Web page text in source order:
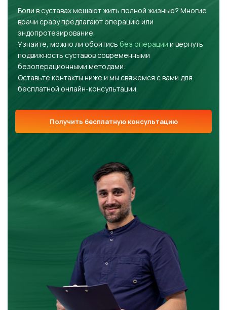
Боли в суставах мешают жить полной жизнью? Многие
врачи сразу предлагают операцию или
эндопротезирование.
Узнайте, можно ли обойтись без операции и вернуть
подвижность суставов современными
безоперационными методами.
Оставьте контакты ниже и мы свяжемся с вами для
бесплатной онлайн-консультации.
Получить бесплатную консультацию